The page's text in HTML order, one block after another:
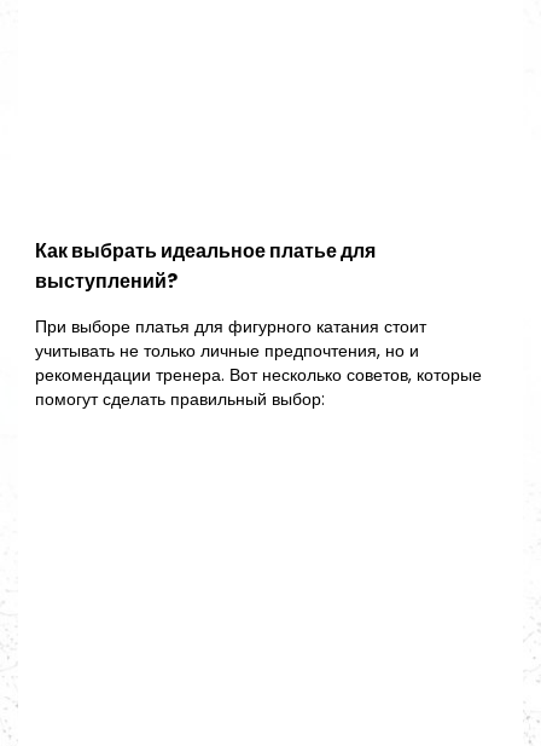
Как выбрать идеальное платье для
выступлений?
При выборе платья для фигурного катания стоит
учитывать не только личные предпочтения, но и
рекомендации тренера. Вот несколько советов, которые
помогут сделать правильный выбор: